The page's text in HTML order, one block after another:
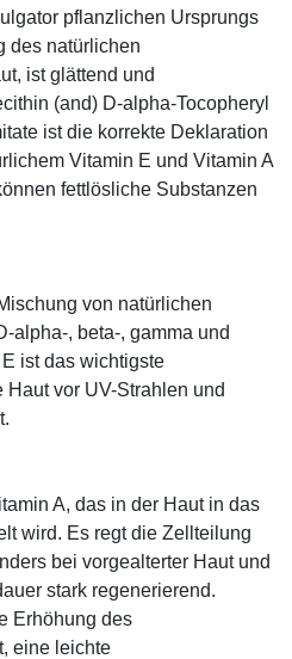
pflanzlichen Ursprungs
des natürlichen
ist glättend und
(and) D-alpha-Tocopheryl
ist die korrekte Deklaration
Vitamin E und Vitamin A
fettlösliche Substanzen
von natürlichen
alpha-, beta-, gamma und
ist das wichtigste
vor UV-Strahlen und
A, das in der Haut in das
wird. Es regt die Zellteilung
bei vorgealterter Haut und
stark regenerierend.
Erhöhung des
eine leichte